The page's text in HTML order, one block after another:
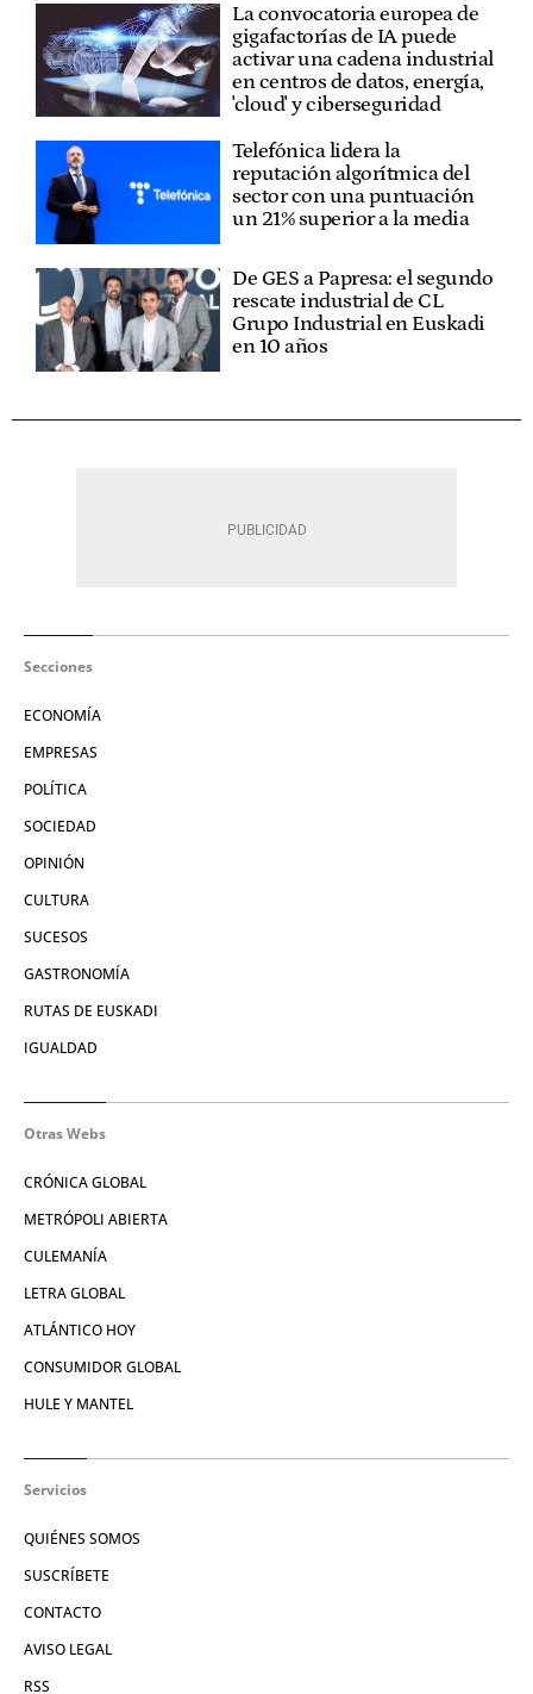
La convocatoria europea de
gigafactorías de IA puede
activar una cadena industrial
en centros de datos, energía,
'cloud' y ciberseguridad
Telefónica lidera la
reputación algorítmica del
sector con una puntuación
un 21% superior a la media
De GES a Papresa: el segundo
rescate industrial de CL
Grupo Industrial en Euskadi
en 10 años
Secciones
ECONOMÍA
EMPRESAS
POLÍTICA
SOCIEDAD
OPINIÓN
CULTURA
SUCESOS
GASTRONOMÍA
RUTAS DE EUSKADI
IGUALDAD
Otras Webs
CRÓNICA GLOBAL
METRÓPOLI ABIERTA
CULEMANÍA
LETRA GLOBAL
ATLÁNTICO HOY
CONSUMIDOR GLOBAL
HULE Y MANTEL
Servicios
QUIÉNES SOMOS
SUSCRÍBETE
CONTACTO
AVISO LEGAL
RSS